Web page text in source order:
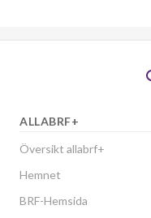
ALLABRF+
Översikt allabrf+
Hemnet
BRF-Hemsida